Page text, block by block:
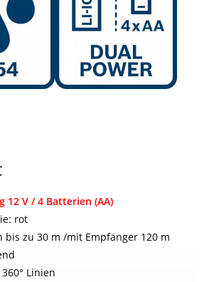
12 V / 4 Batterien (AA)
rot
bis zu 30 m /mit Empfänger 120 m
Linien